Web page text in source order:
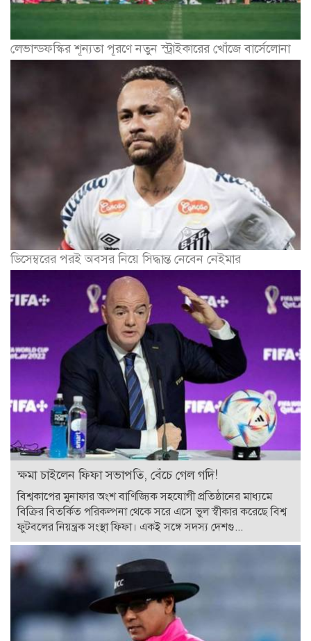
লেভান্ডফস্কির শূন্যতা পূরণে নতুন স্ট্রাইকারের খোঁজে বার্সেলোনা
ডিসেম্বরের পরই অবসর নিয়ে সিদ্ধান্ত নেবেন নেইমার
ক্ষমা চাইলেন ফিফা সভাপতি, বেঁচে গেল গদি!
বিশ্বকাপের মুনাফার অংশ বাণিজ্যিক সহযোগী প্রতিষ্ঠানের মাধ্যমে
বিক্রির বিতর্কিত পরিকল্পনা থেকে সরে এসে ভুল স্বীকার করেছে বিশ্ব
ফুটবলের নিয়ন্ত্রক সংস্থা ফিফা। একই সঙ্গে সদস্য দেশগু...